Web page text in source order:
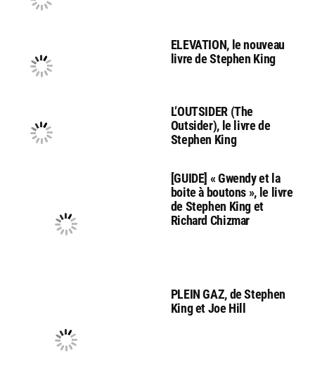
ELEVATION, le nouveau
livre de Stephen King
L’OUTSIDER (The
Outsider), le livre de
Stephen King
[GUIDE] « Gwendy et la
boite à boutons », le livre
de Stephen King et
Richard Chizmar
PLEIN GAZ, de Stephen
King et Joe Hill